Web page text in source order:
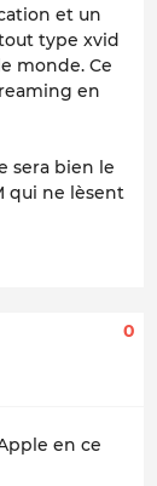
et un
type xvid
monde. Ce
en
sera bien le
qui ne lèsent
0
en ce